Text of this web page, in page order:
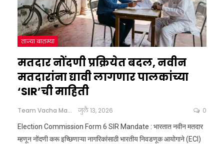
ताज्या बातम्या
मतदार नोंदणी प्रक्रियेत बदल, नवीन
मतदारांना द्यावी लागणार पालकांच्या
‘SIR’ची माहिती
Team Vacha Marathi जुलै 13, 2026 0
Election Commission Form 6 SIR Mandate : भारतात नवीन मतदार
म्हणून नोंदणी करू इच्छिणाऱ्या नागरिकांसाठी भारतीय निवडणूक आयोगाने (ECI)